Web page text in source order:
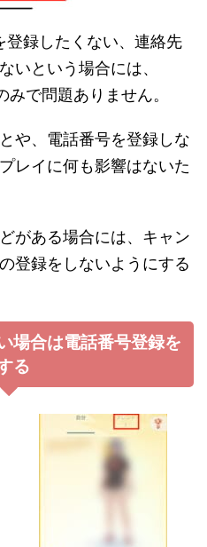
登録したくない、連絡先
いという場合には、
みで問題ありません。
や、電話番号を登録しな
レイに何も影響はないた
がある場合には、キャン
登録をしないようにする
場合は電話番号登録を
る